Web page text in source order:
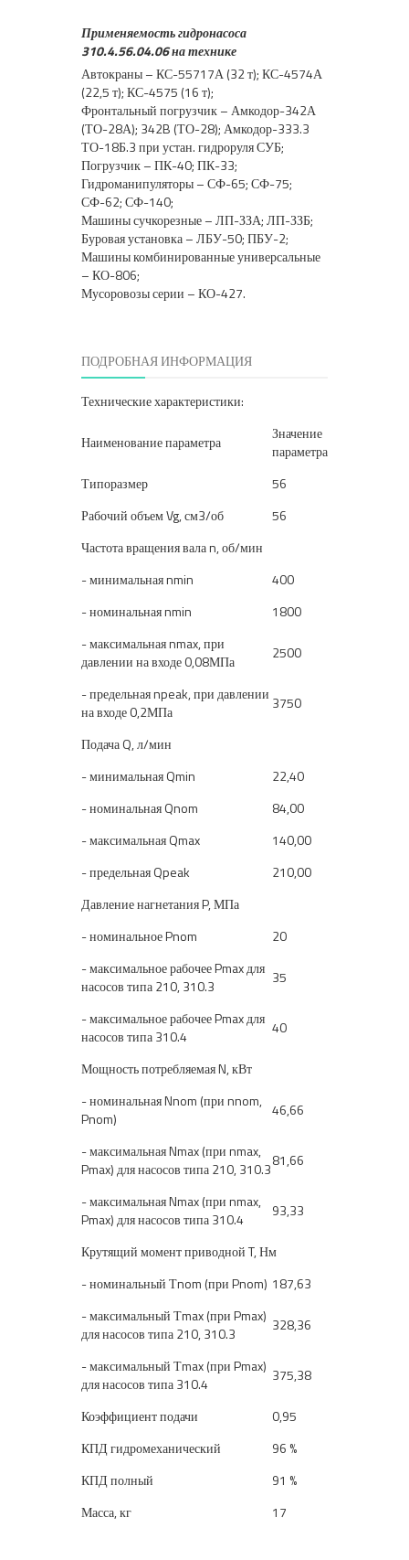
Применяемость гидронасоса
310.4.56.04.06 на технике
Автокраны – КС-55717А (32 т); КС-4574А
(22,5 т); КС-4575 (16 т);
Фронтальный погрузчик – Амкодор-342А
(ТО-28А); 342B (ТО-28); Амкодор-333.3
ТО-18Б.3 при устан. гидроруля СУБ;
Погрузчик – ПК-40; ПК-33;
Гидроманипуляторы – СФ-65; СФ-75;
СФ-62; СФ-140;
Машины сучкорезные – ЛП-ЗЗА; ЛП-ЗЗБ;
Буровая установка – ЛБУ-50; ПБУ-2;
Машины комбинированные универсальные
– КО-806;
Мусоровозы серии – КО-427.
ПОДРОБНАЯ ИНФОРМАЦИЯ
Технические характеристики:
Наименование параметра
Значение
параметра
Типоразмер
56
Рабочий объем Vg, см3/об
56
Частота вращения вала n, об/мин
- минимальная nmin
400
- номинальная nmin
1800
- максимальная nmax, при
давлении на входе 0,08МПа
2500
- предельная npeak, при давлении
на входе 0,2МПа
3750
Подача Q, л/мин
- минимальная Qmin
22,40
- номинальная Qnom
84,00
- максимальная Qmax
140,00
- предельная Qpeak
210,00
Давление нагнетания P, МПа
- номинальное Pnom
20
- максимальное рабочее Pmax для
насосов типа 210, 310.3
35
- максимальное рабочее Pmax для
насосов типа 310.4
40
Мощность потребляемая N, кВт
- номинальная Nnom (при nnom,
Pnom)
46,66
- максимальная Nmax (при nmax,
Pmax) для насосов типа 210, 310.381,66
- максимальная Nmax (при nmax,
Pmax) для насосов типа 310.4
93,33
Крутящий момент приводной T, Нм
- номинальный Тnom (при Pnom) 187,63
- максимальный Тmax (при Pmax)
для насосов типа 210, 310.3
328,36
- максимальный Тmax (при Pmax)
для насосов типа 310.4
375,38
Коэффициент подачи
0,95
КПД гидромеханический
96 %
КПД полный
91 %
Масса, кг
17